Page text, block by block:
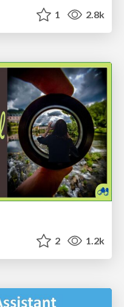
1 2.8k
2 1.2k